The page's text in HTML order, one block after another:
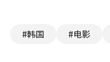
#韩国 #电影